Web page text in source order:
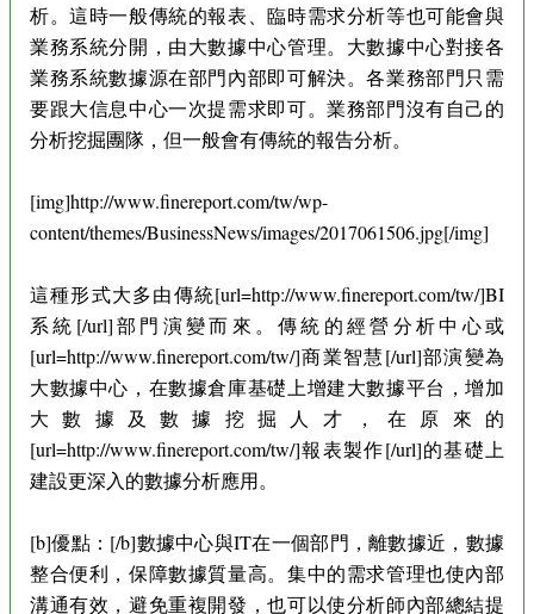
析。這時一般傳統的報表、臨時需求分析等也可能會與
業務系統分開，由大數據中心管理。大數據中心對接各
業務系統數據源在部門內部即可解決。各業務部門只需
要跟大信息中心一次提需求即可。業務部門沒有自己的
分析挖掘團隊，但一般會有傳統的報告分析。
[img]http://www.finereport.com/tw/wp-
content/themes/BusinessNews/images/2017061506.jpg[/img]
這種形式大多由傳統[url=http://www.finereport.com/tw/]BI
系統[/url]部門演變而來。傳統的經營分析中心或
[url=http://www.finereport.com/tw/]商業智慧[/url]部演變為
大數據中心，在數據倉庫基礎上增建大數據平台，增加
大數據及數據挖掘人才，在原來的
[url=http://www.finereport.com/tw/]報表製作[/url]的基礎上
建設更深入的數據分析應用。
[b]優點：[/b]數據中心與IT在一個部門，離數據近，數據
整合便利，保障數據質量高。集中的需求管理也使內部
溝通有效，避免重複開發，也可以使分析師內部總結提